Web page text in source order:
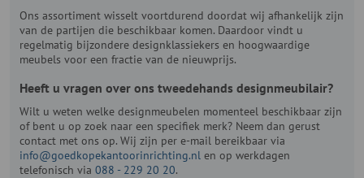
Ons assortiment wisselt voortdurend doordat wij afhankelijk zijn
van de partijen die beschikbaar komen. Daardoor vindt u
regelmatig bijzondere designklassiekers en hoogwaardige
meubels voor een fractie van de nieuwprijs.
Heeft u vragen over ons tweedehands designmeubilair?
Wilt u weten welke designmeubelen momenteel beschikbaar zijn
of bent u op zoek naar een specifiek merk? Neem dan gerust
contact met ons op. Wij zijn per e-mail bereikbaar via
info@goedkopekantoorinrichting.nl en op werkdagen
telefonisch via 088 - 229 20 20.